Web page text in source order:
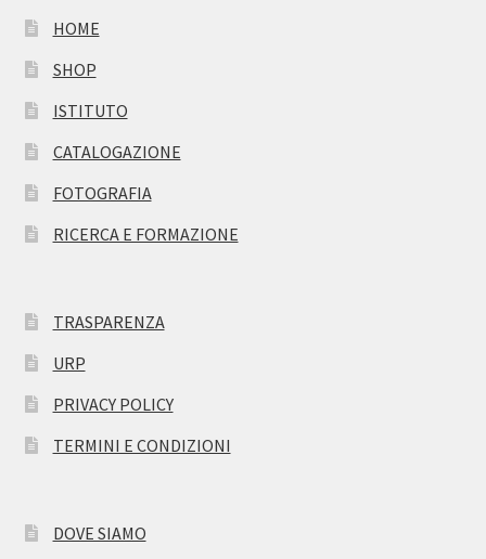
HOME
SHOP
ISTITUTO
CATALOGAZIONE
FOTOGRAFIA
RICERCA E FORMAZIONE
TRASPARENZA
URP
PRIVACY POLICY
TERMINI E CONDIZIONI
DOVE SIAMO